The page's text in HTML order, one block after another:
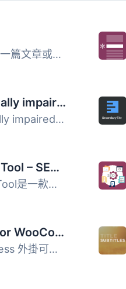
這個外掛能讓一篇文章或頁面的作者隱藏標題及其對應的 HTML ...
Button visually impaired
Button visually impaired * — это плагин, который автомат...
Smart SEO Tool – SEO优化插件
Smart SEO Tool是一款专门针对WordPress开发的智能SEO优化插...
Title Limit for WooCommerce
這款 WordPress 外掛可以讓使用者在 WooCommerce 的商店、分...